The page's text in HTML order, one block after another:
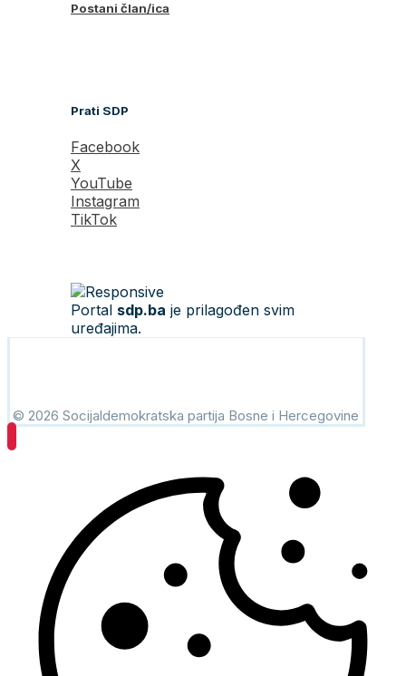
Postani član/ica
Prati SDP
Facebook
X
YouTube
Instagram
TikTok
Portal sdp.ba je prilagođen svim
uređajima.
© 2026 Socijaldemokratska partija Bosne i Hercegovine